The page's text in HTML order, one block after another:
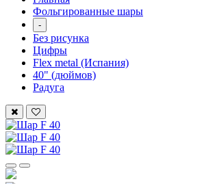
Фольгированные шары
-
Без рисунка
Цифры
Flex metal (Испания)
40" (дюймов)
Радуга